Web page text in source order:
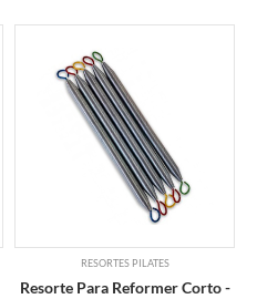
RESORTES PILATES
Resorte Para Reformer Corto -